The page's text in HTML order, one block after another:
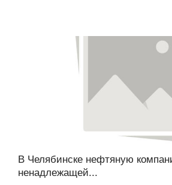
В Челябинске нефтяную
ненадлежащей...